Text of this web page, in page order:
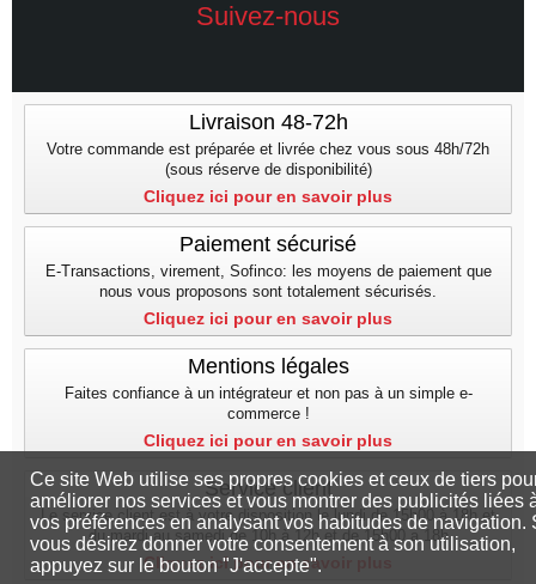
Suivez-nous
Livraison 48-72h
Votre commande est préparée et livrée chez vous sous 48h/72h
(sous réserve de disponibilité)
Cliquez ici pour en savoir plus
Paiement sécurisé
E-Transactions, virement, Sofinco: les moyens de paiement que
nous vous proposons sont totalement sécurisés.
Cliquez ici pour en savoir plus
Mentions légales
Faites confiance à un intégrateur et non pas à un simple e-
commerce !
Cliquez ici pour en savoir plus
Service client
Le service client est à votre disposition le lundi de 15h00 à 18h et
du mardi au samedi de 10h à 12h et de 15h00 a 18h
Cliquez ici pour en savoir plus
Ce site Web utilise ses propres cookies et ceux de tiers
améliorer nos services et vous montrer des publicités liées
vos préférences en analysant vos habitudes de navigation.
vous désirez donner votre consentement à son utilisation,
appuyez sur le bouton "J'accepte".